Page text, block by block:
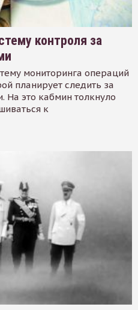
контроля за
мониторинга операций
планирует следить за
На это кабмин толкнуло
к